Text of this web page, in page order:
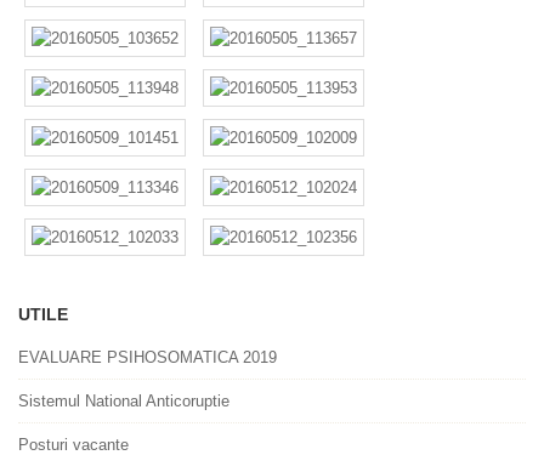
UTILE
EVALUARE PSIHOSOMATICA 2019
Sistemul National Anticoruptie
Posturi vacante